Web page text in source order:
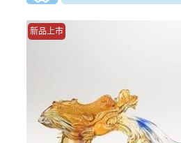
新品上市